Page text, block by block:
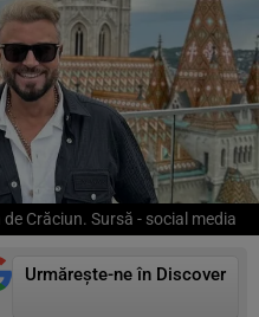
Crăciun. Sursă - social media
Urmărește-ne în Discover